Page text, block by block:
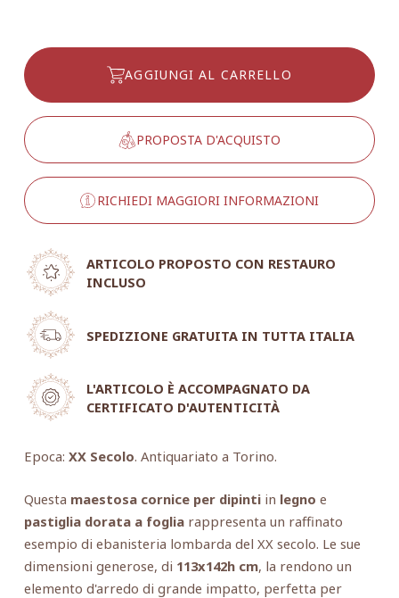
AGGIUNGI AL CARRELLO
PROPOSTA D'ACQUISTO
RICHIEDI MAGGIORI INFORMAZIONI
ARTICOLO PROPOSTO CON RESTAURO
INCLUSO
SPEDIZIONE GRATUITA IN TUTTA ITALIA
L'ARTICOLO È ACCOMPAGNATO DA
CERTIFICATO D'AUTENTICITÀ
Epoca: XX Secolo. Antiquariato a Torino.
Questa maestosa cornice per dipintiin legno e
pastiglia dorata a fogliarappresenta un raffinato
esempio di ebanisteria lombarda del XX secolo. Le sue
dimensioni generose, di 113x142h cm, la rendono un
elemento d'arredo di grande impatto, perfetta per